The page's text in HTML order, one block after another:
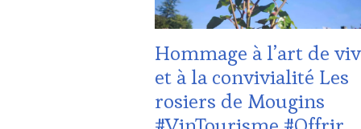
WINE
TASTING
VOUCHER,
CÔTES-
DE-
PROVENCE,
CULTURAL
Hommage à l’art de
et à la convivialité Les
rosiers de Mougins